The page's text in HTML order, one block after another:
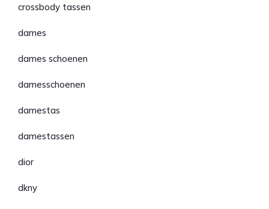
crossbody tassen
dames
dames schoenen
damesschoenen
damestas
damestassen
dior
dkny